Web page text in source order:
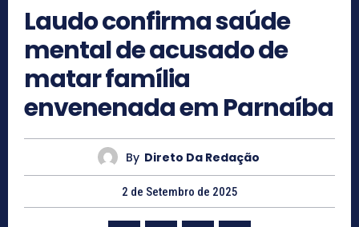
Laudo confirma saúde
mental de acusado de
matar família
envenenada em Parnaíba
By Direto Da Redação
2 de Setembro de 2025